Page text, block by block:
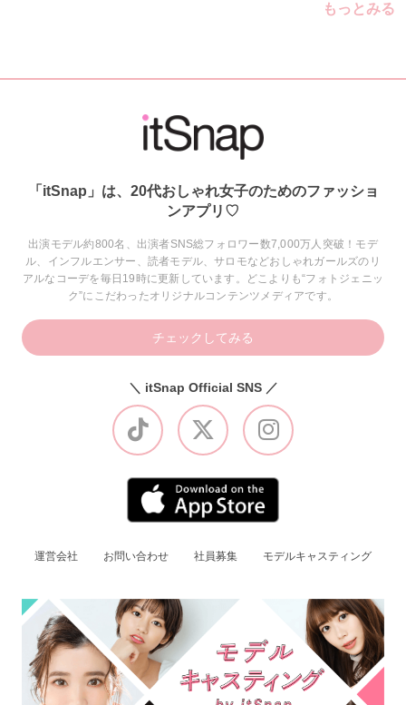
もっとみる
「itSnap」は、20代おしゃれ女子のためのファッショ
ンアプリ♡
出演モデル約800名、出演者SNS総フォロワー数7,000万人突破！モデ
ル、インフルエンサー、読者モデル、サロモなどおしゃれガールズのリ
アルなコーデを毎日19時に更新しています。どこよりも“フォトジェニッ
ク”にこだわったオリジナルコンテンツメディアです。
チェックしてみる
＼ itSnap Official SNS ／
運営会社 お問い合わせ 社員募集 モデルキャスティング